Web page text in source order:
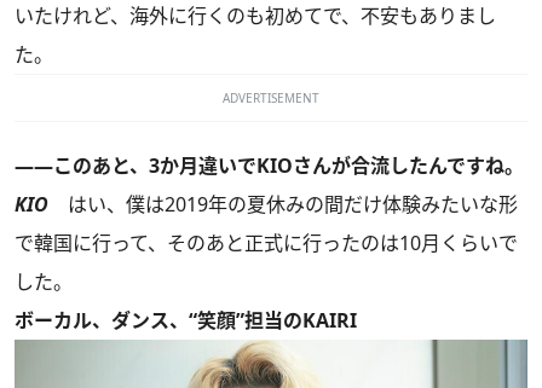
いたけれど、海外に行くのも初めてで、不安もありまし
た。
ADVERTISEMENT
――このあと、3か月違いでKIOさんが合流したんですね。
KIO はい、僕は2019年の夏休みの間だけ体験みたいな形
で韓国に行って、そのあと正式に行ったのは10月くらいで
した。
ボーカル、ダンス、“笑顔”担当のKAIRI